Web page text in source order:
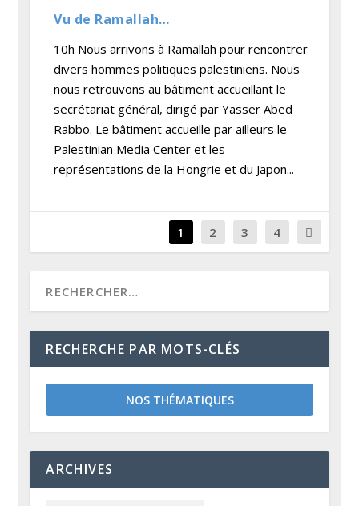
Vu de Ramallah…
10h Nous arrivons à Ramallah pour rencontrer
divers hommes politiques palestiniens. Nous
nous retrouvons au bâtiment accueillant le
secrétariat général, dirigé par Yasser Abed
Rabbo. Le bâtiment accueille par ailleurs le
Palestinian Media Center et les
représentations de la Hongrie et du Japon...
1 2 3 4
RECHERCHE PAR MOTS-CLÉS
NOS THÉMATIQUES
ARCHIVES